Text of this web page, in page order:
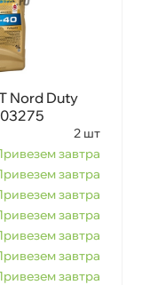
Nord Duty
2 шт
завтра
завтра
завтра
завтра
завтра
завтра
завтра